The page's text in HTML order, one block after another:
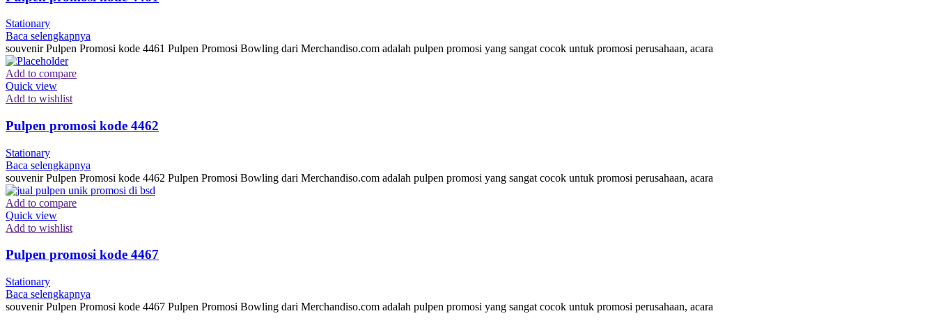
Stationary
Baca selengkapnya
souvenir Pulpen Promosi kode 4461 Pulpen Promosi Bowling dari Merchandiso.com adalah pulpen promosi yang sangat cocok untuk promosi perusahaan, acara
Add to compare
Quick view
Add to wishlist
Pulpen promosi kode 4462
Stationary
Baca selengkapnya
souvenir Pulpen Promosi kode 4462 Pulpen Promosi Bowling dari Merchandiso.com adalah pulpen promosi yang sangat cocok untuk promosi perusahaan, acara
Add to compare
Quick view
Add to wishlist
Pulpen promosi kode 4467
Stationary
Baca selengkapnya
souvenir Pulpen Promosi kode 4467 Pulpen Promosi Bowling dari Merchandiso.com adalah pulpen promosi yang sangat cocok untuk promosi perusahaan, acara